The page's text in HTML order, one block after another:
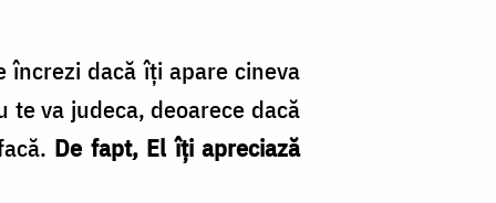
dacă îți apare cineva
va judeca, deoarece dacă
De fapt, El îți apreciază